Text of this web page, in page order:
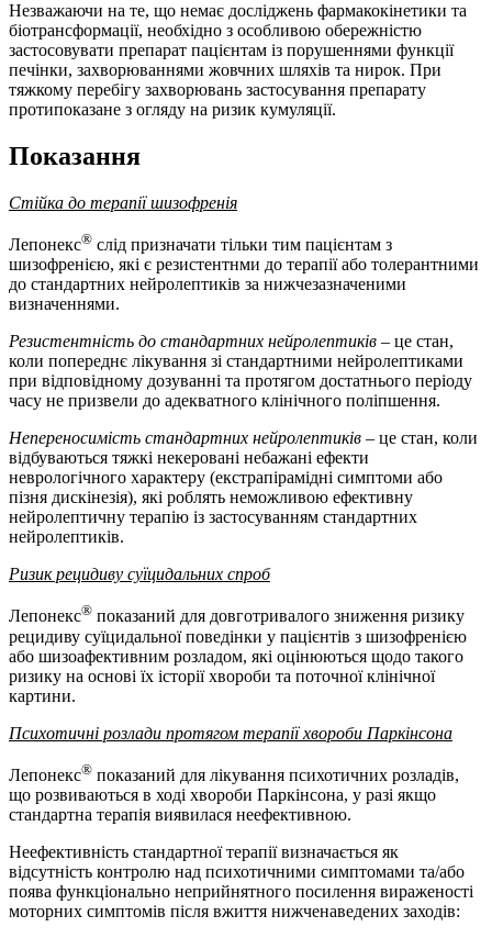
Незважаючи на те, що немає досліджень фармакокінетики та
біотрансформації, необхідно з особливою обережністю
застосовувати препарат пацієнтам із порушеннями функції
печінки, захворюваннями жовчних шляхів та нирок. При
тяжкому перебігу захворювань застосування препарату
протипоказане з огляду на ризик кумуляції.
Показання
Стійка до терапії шизофренія
Лепонекс® слід призначати тільки тим пацієнтам з
шизофренією, які є резистентнми до терапії або толерантними
до стандартних нейролептиків за нижчезазначеними
визначеннями.
Резистентність до стандартних нейролептиків – це стан,
коли попереднє лікування зі стандартними нейролептиками
при відповідному дозуванні та протягом достатнього періоду
часу не призвели до адекватного клінічного поліпшення.
Непереносимість стандартних нейролептиків – це стан, коли
відбуваються тяжкі некеровані небажані ефекти
неврологічного характеру (екстрапірамідні симптоми або
пізня дискінезія), які роблять неможливою ефективну
нейролептичну терапію із застосуванням стандартних
нейролептиків.
Ризик рецидиву суїцидальних спроб
Лепонекс® показаний для довготривалого зниження ризику
рецидиву суїцидальної поведінки у пацієнтів з шизофренією
або шизоафективним розладом, які оцінюються щодо такого
ризику на основі їх історії хвороби та поточної клінічної
картини.
Психотичні розлади протягом терапії хвороби Паркінсона
Лепонекс® показаний для лікування психотичних розладів,
що розвиваються в ході хвороби Паркінсона, у разі якщо
стандартна терапія виявилася неефективною.
Неефективність стандартної терапії визначається як
відсутність контролю над психотичними симптомами та/або
поява функціонально неприйнятного посилення вираженості
моторних симптомів після вжиття нижченаведених заходів: